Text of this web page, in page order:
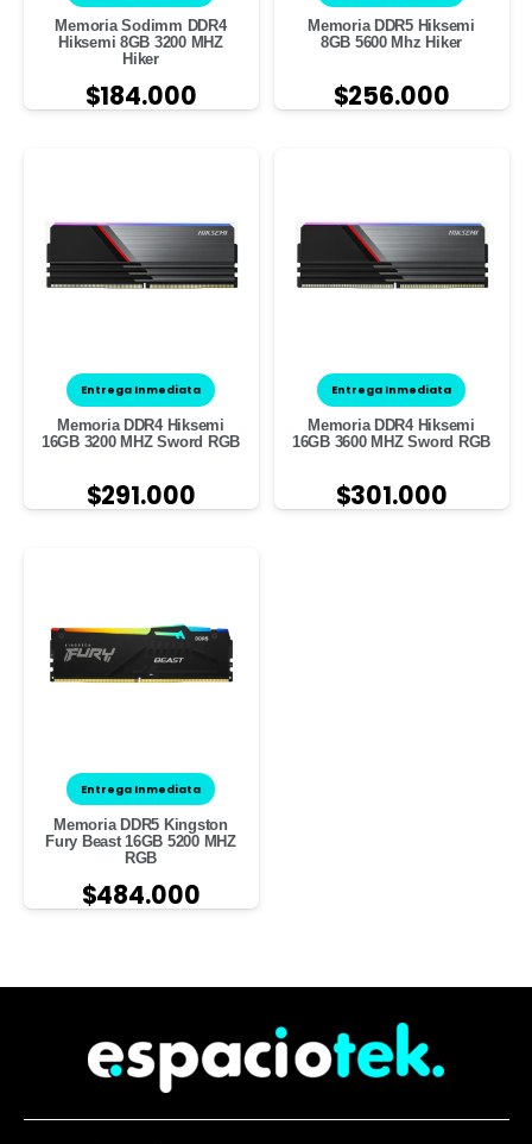
Memoria Sodimm DDR4
Hiksemi 8GB 3200 MHZ
Hiker
$184.000
Memoria DDR5 Hiksemi
8GB 5600 Mhz Hiker
$256.000
Entrega Inmediata
Memoria DDR4 Hiksemi
16GB 3200 MHZ Sword RGB
$291.000
Entrega Inmediata
Memoria DDR4 Hiksemi
16GB 3600 MHZ Sword RGB
$301.000
Entrega Inmediata
Memoria DDR5 Kingston
Fury Beast 16GB 5200 MHZ
RGB
$484.000